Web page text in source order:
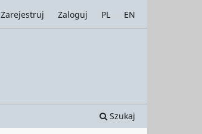
Szukaj
Zarejestruj Zaloguj PL EN